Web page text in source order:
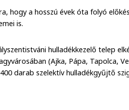
hogy a hosszú évek óta folyó
is.
hulladékkezelő telep
(Ajka, Pápa, Tapolca,
darab szelektív hulladékgyűjtő